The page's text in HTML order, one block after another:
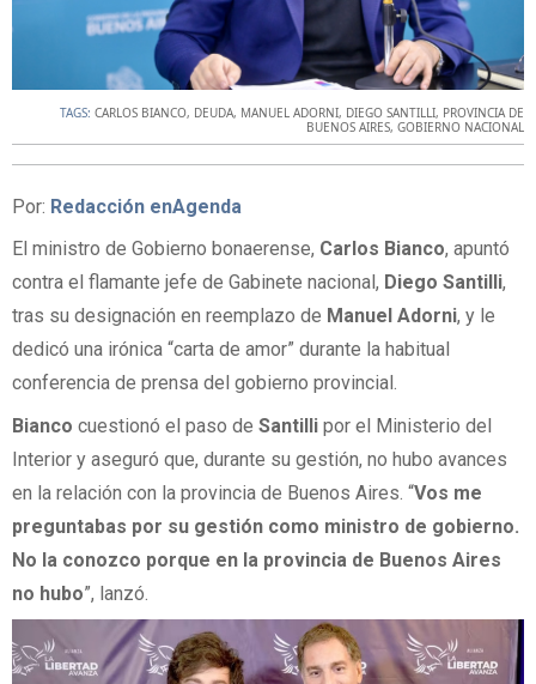
TAGS: CARLOS BIANCO, DEUDA, MANUEL ADORNI, DIEGO SANTILLI, PROVINCIA DE
BUENOS AIRES, GOBIERNO NACIONAL
Por: Redacción enAgenda
El ministro de Gobierno bonaerense, Carlos Bianco, apuntó
contra el flamante jefe de Gabinete nacional, Diego Santilli,
tras su designación en reemplazo de Manuel Adorni, y le
dedicó una irónica “carta de amor” durante la habitual
conferencia de prensa del gobierno provincial.
Bianco cuestionó el paso de Santilli por el Ministerio del
Interior y aseguró que, durante su gestión, no hubo avances
en la relación con la provincia de Buenos Aires. “Vos me
preguntabas por su gestión como ministro de gobierno.
No la conozco porque en la provincia de Buenos Aires
no hubo”, lanzó.